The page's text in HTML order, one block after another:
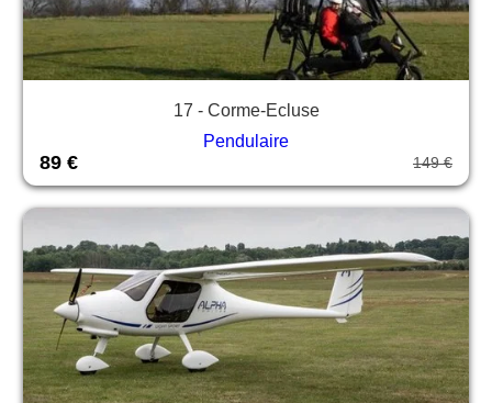
17 - Corme-Ecluse
Pendulaire
89 € 149 €